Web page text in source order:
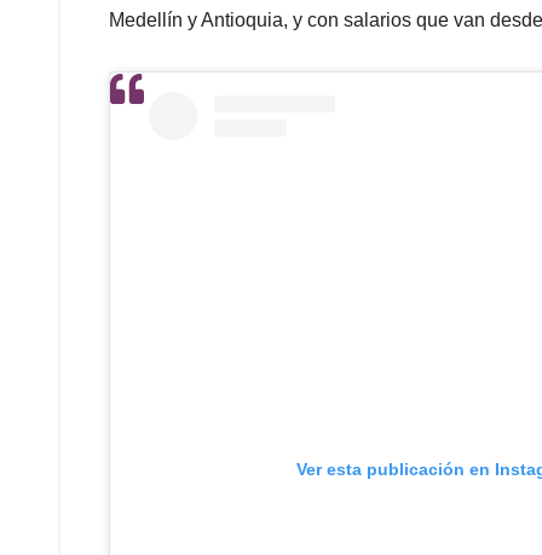
Medellín y Antioquia, y con salarios que van
Ver esta publicación en